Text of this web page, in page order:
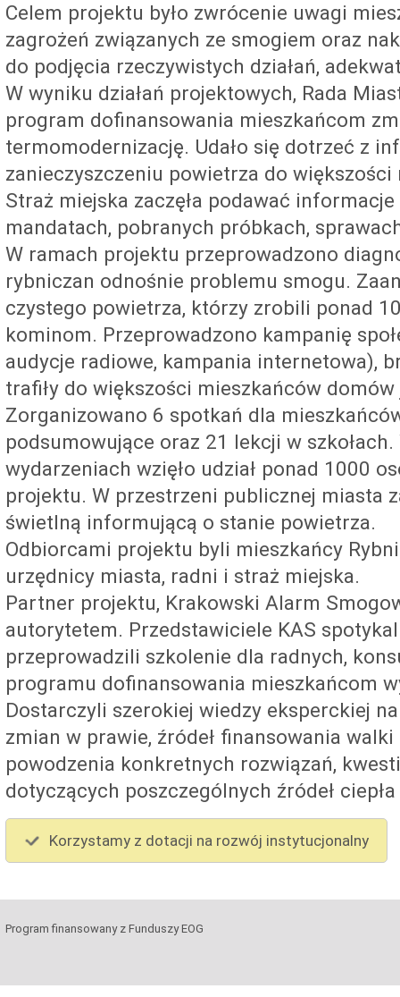
Celem projektu było zwrócenie uwagi
zagrożeń związanych ze smogiem oraz
do podjęcia rzeczywistych działań,
W wyniku działań projektowych, Rada
program dofinansowania mieszkańcom
termomodernizację. Udało się dotrzeć z
zanieczyszczeniu powietrza do większości
Straż miejska zaczęła podawać
mandatach, pobranych próbkach,
W ramach projektu przeprowadzono
rybniczan odnośnie problemu smogu.
czystego powietrza, którzy zrobili ponad
kominom. Przeprowadzono kampanię
audycje radiowe, kampania internetowa),
trafiły do większości mieszkańców
Zorganizowano 6 spotkań dla
podsumowujące oraz 21 lekcji w
wydarzeniach wzięło udział ponad 1000
projektu. W przestrzeni publicznej miasta
świetlną informującą o stanie powietrza.
Odbiorcami projektu byli mieszkańcy
urzędnicy miasta, radni i straż miejska.
Partner projektu, Krakowski Alarm
autorytetem. Przedstawiciele KAS
przeprowadzili szkolenie dla radnych,
programu dofinansowania mieszkańcom
Dostarczyli szerokiej wiedzy eksperckiej
zmian w prawie, źródeł finansowania
powodzenia konkretnych rozwiązań,
dotyczących poszczególnych źródeł
Korzystamy z dotacji na rozwój instytucjonalny
Program finansowany z Funduszy EOG